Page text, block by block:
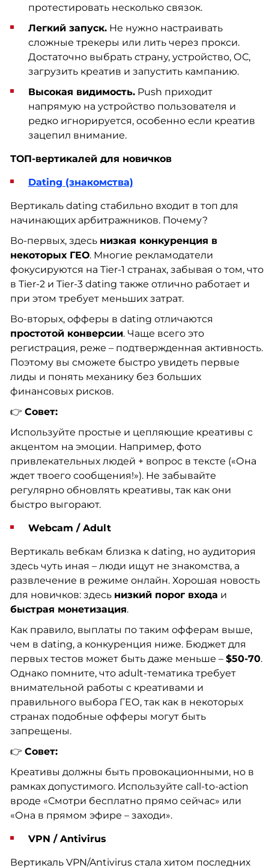
протестировать несколько связок.
Легкий запуск.Не нужно настраивать
сложные трекеры или лить через прокси.
Достаточно выбрать страну, устройство, ОС,
загрузить креатив и запустить кампанию.
Высокая видимость.Push приходит
напрямую на устройство пользователя и
редко игнорируется, особенно если креатив
зацепил внимание.
ТОП-вертикалей для новичков
Dating (знакомства)
Вертикаль dating стабильно входит в топ для
начинающих арбитражников. Почему?
Во-первых, здесь низкая конкуренция в
некоторых ГЕО. Многие рекламодатели
фокусируются на Tier-1 странах, забывая о том, что
в Tier-2 и Tier-3 dating также отлично работает и
при этом требует меньших затрат.
Во-вторых, офферы в dating отличаются
простотой конверсии. Чаще всего это
регистрация, реже – подтвержденная активность.
Поэтому вы сможете быстро увидеть первые
лиды и понять механику без больших
финансовых рисков.
👉 Совет:
Используйте простые и цепляющие креативы с
акцентом на эмоции. Например, фото
привлекательных людей + вопрос в тексте («Она
ждет твоего сообщения!»). Не забывайте
регулярно обновлять креативы, так как они
быстро выгорают.
Webcam / Adult
Вертикаль вебкам близка к dating, но аудитория
здесь чуть иная – люди ищут не знакомства, а
развлечение в режиме онлайн. Хорошая новость
для новичков: здесь низкий порог входа и
быстрая монетизация.
Как правило, выплаты по таким офферам выше,
чем в dating, а конкуренция ниже. Бюджет для
первых тестов может быть даже меньше – $50-70.
Однако помните, что adult-тематика требует
внимательной работы с креативами и
правильного выбора ГЕО, так как в некоторых
странах подобные офферы могут быть
запрещены.
👉 Совет:
Креативы должны быть провокационными, но в
рамках допустимого. Используйте call-to-action
вроде «Смотри бесплатно прямо сейчас» или
«Она в прямом эфире – заходи».
VPN / Antivirus
Вертикаль VPN/Antivirus стала хитом последних